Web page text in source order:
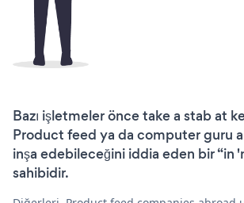
Bazı işletmeler önce take a stab at
Product feed ya da computer guru
inşa edebileceğini iddia eden bir “in
sahibidir.